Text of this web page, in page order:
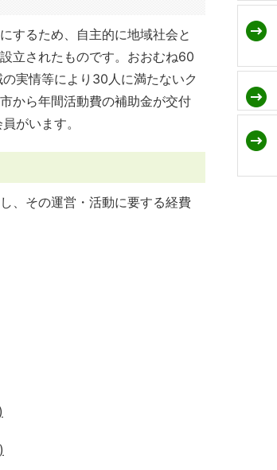
するため、自主的に地域社会と
立されたものです。おおむね60
実情等により30人に満たないク
から年間活動費の補助金が交付
がいます。
、その運営・活動に要する経費